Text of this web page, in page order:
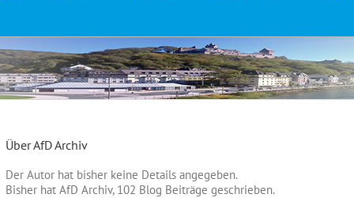
ÜberAfD Archiv
Der Autor hat bisher keine Details angegeben.
Bisher hat AfD Archiv, 102 Blog Beiträge geschrieben.